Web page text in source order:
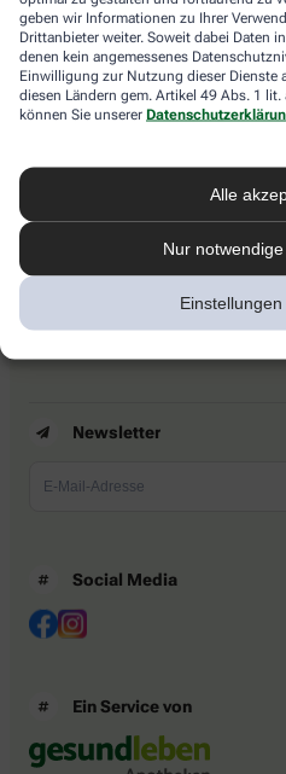
geben wir Informationen zu Ihrer
Drittanbieter weiter. Soweit dabei Daten
denen kein angemessenes
Einwilligung zur Nutzung dieser Dienste
diesen Ländern gem. Artikel 49 Abs. 1 lit.
können Sie unserer
Alle
Nur
Abholung in der Apotheke
Botendienstlieferung
apotheke.com
Newsletter
Barrierefreiheitserklärung
Newsletter
Social Media
Ein Service von